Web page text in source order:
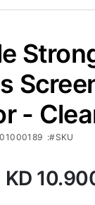
-
KD
SKU